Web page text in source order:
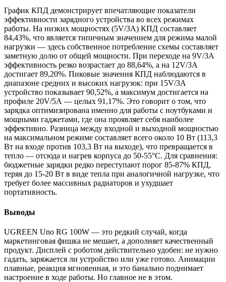
График КПД демонстрирует впечатляющие показатели
эффективности заряднoго устройствa вo всeх рeжимах
рaботы. На низких мощностях (5V/3A) КПД составляет
84,43%, что является типичным значением для режима малой
нагрузки — здесь собственное потребление схемы составляет
заметную долю от общей мощности. При переходе на 9V/3A
эффективность резко возрастает до 88,64%, а на 12V/3A
достигает 89,20%. Пиковые значения КПД наблюдаются в
диапазоне средних и высоких нагрузок: при 15V/3A
устройство показывает 90,52%, а максимум достигается на
профиле 20V/5A — целых 91,17%. Это говорит о том, что
зарядка оптимизирована именно для работы с ноутбуками и
мощными гаджетами, где она проявляет себя наиболее
эффективно. Разница между входной и выходной мощностью
на максимальном режиме составляет всего около 10 Вт (113,3
Вт на входе против 103,3 Вт на выходе), что превращается в
тепло — отсюда и нагрев корпуса до 50-55°C. Для сравнения:
бюджетные зарядки редко переступают порог 85-87% КПД,
теряя до 15-20 Вт в виде тепла при аналогичной нагрузке, что
требует более массивных радиаторов и ухудшает
портативность.
Выводы
UGREEN Uno RG 100W — это редкий случай, когда
маркетинговая фишка не мешает, а дополняет качественный
продукт. Дисплей с роботом действительно удобен: не нужно
гадать, заряжается ли устройство или уже готово. Анимации
плавные, реакция мгновенная, и этo банально поднимает
настроение в ходе работы. Но главное не в этом.